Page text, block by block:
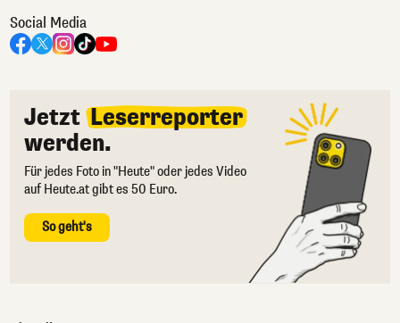
Social Media
Jetzt Leserreporter
werden.
Für jedes Foto in "Heute" oder jedes Video
auf Heute.at gibt es 50 Euro.
So geht's